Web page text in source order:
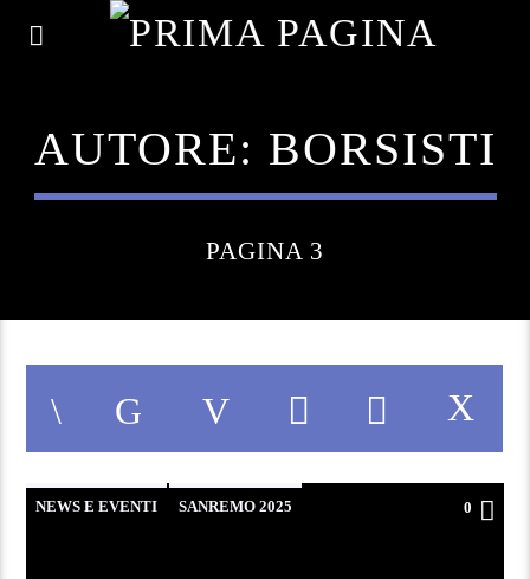
AUTORE: BORSISTI
PAGINA 3
NEWS E EVENTI SANREMO 2025 0